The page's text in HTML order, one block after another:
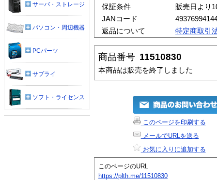
保証条件
販売日より
JANコード
返品について
特定商取引
商品番号 11510830
本商品は販売を終了しました
このページを印刷する
メールでURLを送る
お気に入りに追加する
このページのURL
https://plth.me/11510830
サーバ・ストレージ
パソコン・周辺機器
PCパーツ
サプライ
ソフト・ライセンス